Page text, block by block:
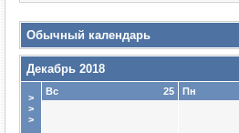
Обычный календарь
Декабрь 2018
>
>
>
25
Вс Пн